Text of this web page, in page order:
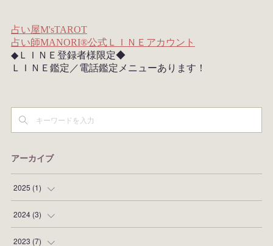
アーカイブ
2025 (1)
( )
2024 (3)
( )
2023 (7)